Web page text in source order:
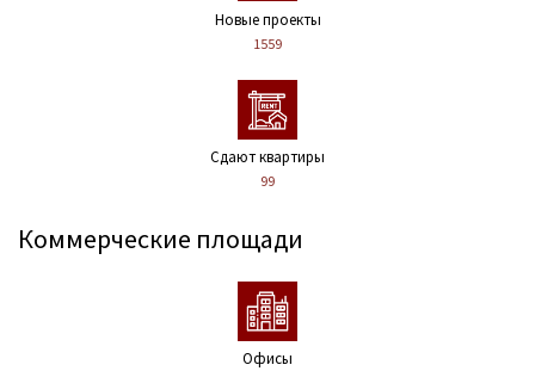
Новые проекты
1559
Сдают квартиры
99
Коммерческие площади
Офисы